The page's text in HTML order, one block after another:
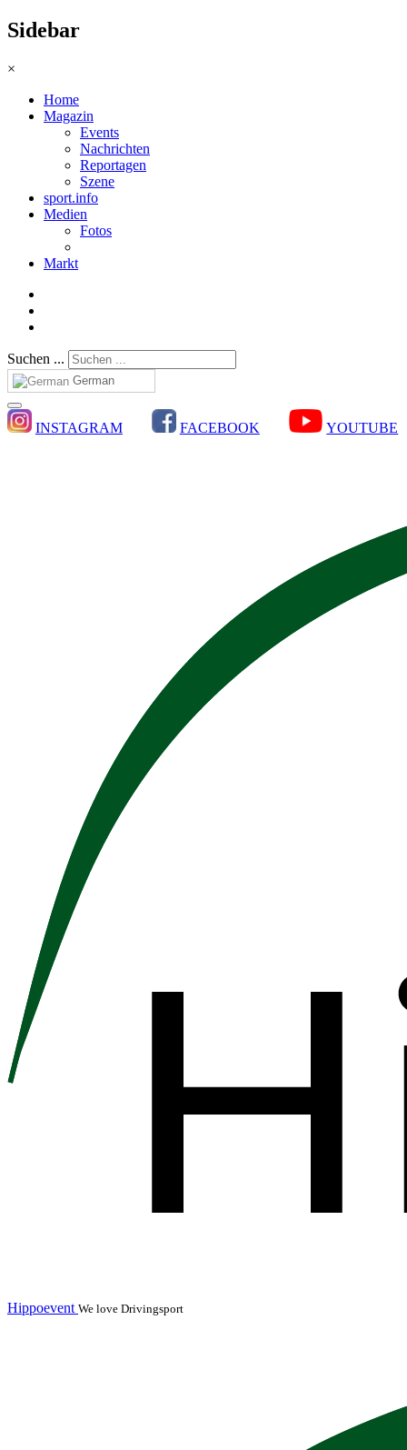
Sidebar
×
Home
Magazin
Events
Nachrichten
Reportagen
Szene
sport.info
Medien
Fotos
Markt
Suchen ...
German
INSTAGRAM FACEBOOK YOUTUBE
Hippoevent We love Drivingsport